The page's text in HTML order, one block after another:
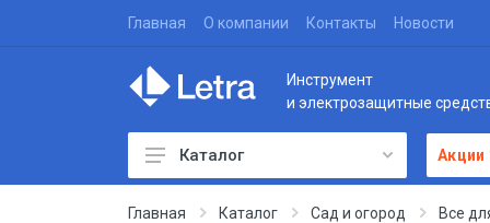
Главная О компании Контакты Новости
Инструмент
и электрозащитные
Каталог Акции
Главная Каталог Сад и огород
Все